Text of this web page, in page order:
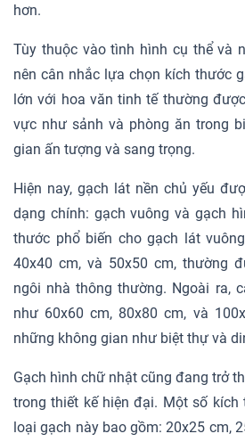
hơn.
Tùy thuộc vào tình hình cụ thể và
nên cân nhắc lựa chọn kích thước
lớn với hoa văn tinh tế thường
vực như sảnh và phòng ăn trong
gian ấn tượng và sang trọng.
Hiện nay, gạch lát nền chủ yếu
dạng chính: gạch vuông và gạch
thước phổ biến cho gạch lát
40x40 cm, và 50x50 cm, thường
ngôi nhà thông thường. Ngoài ra,
như 60x60 cm, 80x80 cm, và
những không gian như biệt thự và
Gạch hình chữ nhật cũng đang trở
trong thiết kế hiện đại. Một số kích
loại gạch này bao gồm: 20x25 cm,